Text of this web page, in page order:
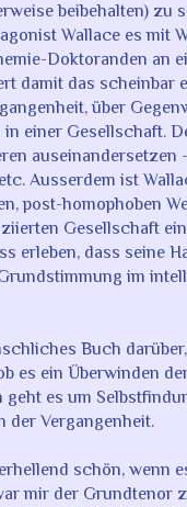
beibehalten) zu
Wallace es mit
Doktoranden an
damit das scheinbar
über
einer Gesellschaft.
Ausserdem ist
post-homophoben
Gesellschaft
erleben, dass seine
im
Buch
es ein Überwinden
geht es um
der Vergangenheit.
schön, wenn
mir der Grundtenor